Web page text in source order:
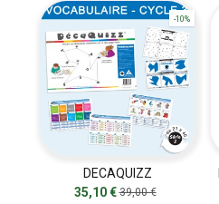
-10%
DECAQUIZZ
VOCABULAIRE - SÉRIE 2
35,10 €39,00 €